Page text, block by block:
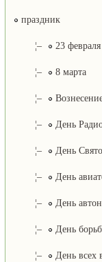
праздник
¦– 23 февраля
¦– 8 марта
¦–
¦– День
¦– День
¦– День
¦– День
¦– День
¦– День всех